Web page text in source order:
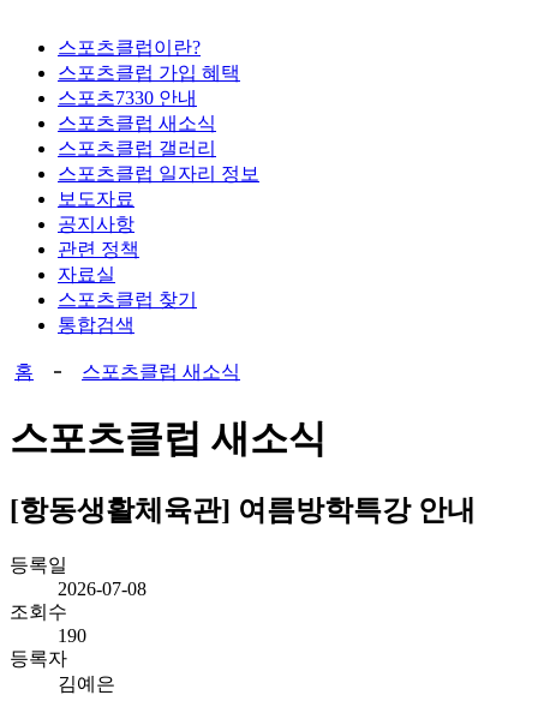
스포츠클럽이란?
스포츠클럽 가입 혜택
스포츠7330 안내
스포츠클럽 새소식
스포츠클럽 갤러리
스포츠클럽 일자리 정보
보도자료
공지사항
관련 정책
자료실
스포츠클럽 찾기
통합검색
홈 스포츠클럽 새소식
스포츠클럽 새소식
[항동생활체육관] 여름방학특강 안내
등록일
2026-07-08
조회수
190
등록자
김예은